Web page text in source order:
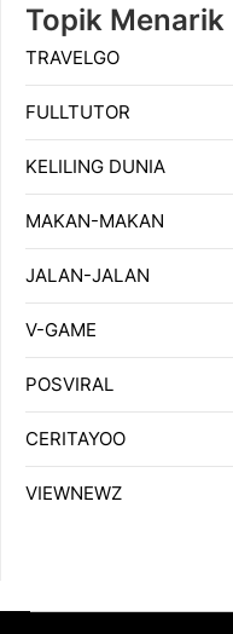
Topik Menarik
TRAVELGO
FULLTUTOR
KELILING DUNIA
MAKAN-MAKAN
JALAN-JALAN
V-GAME
POSVIRAL
CERITAYOO
VIEWNEWZ